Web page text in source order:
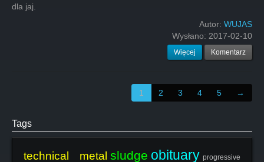
dla jaj.
Autor: WUJAS
Wysłano: 2017-02-10
Więcej Komentarz
1 2 3 4 5 →
Tags
technical metal sludge obituary progressive